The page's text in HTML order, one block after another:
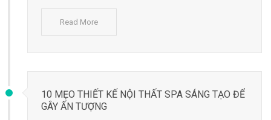
Read More
10 MẸO THIẾT KẾ NỘI THẤT SPA SÁNG TẠO ĐỂ
GÂY ẤN TƯỢNG